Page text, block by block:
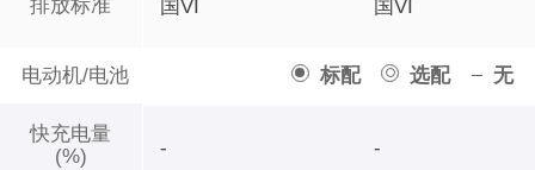
排放标准
电动机/电池 标配 选配 无
快充电量
(%)
国VI 国VI
- -